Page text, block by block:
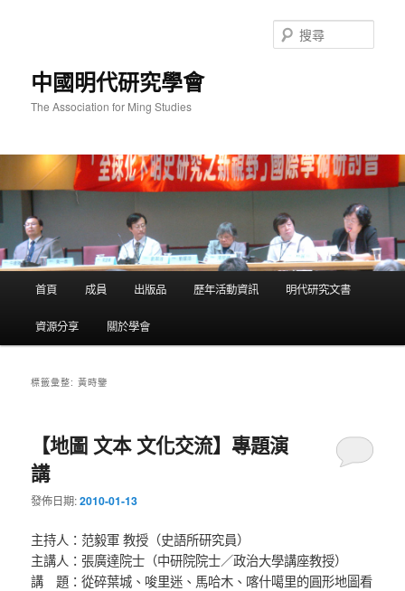
中國明代研究學會
The Association for Ming Studies
尋
首頁 成員 出版品 歷年活動資訊 明代研究文書
資源分享 關於學會
標籤彙整:黃時鑒
【地圖 文本 文化交流】專題演
講
發佈日期:2010-01-13
主持人：范毅軍 教授（史語所研究員）
主講人：張廣達院士（中研院院士／政治大學講座教授）
講 題：從碎葉城、唆里迷、馬哈木、喀什噶里的圓形地圖看